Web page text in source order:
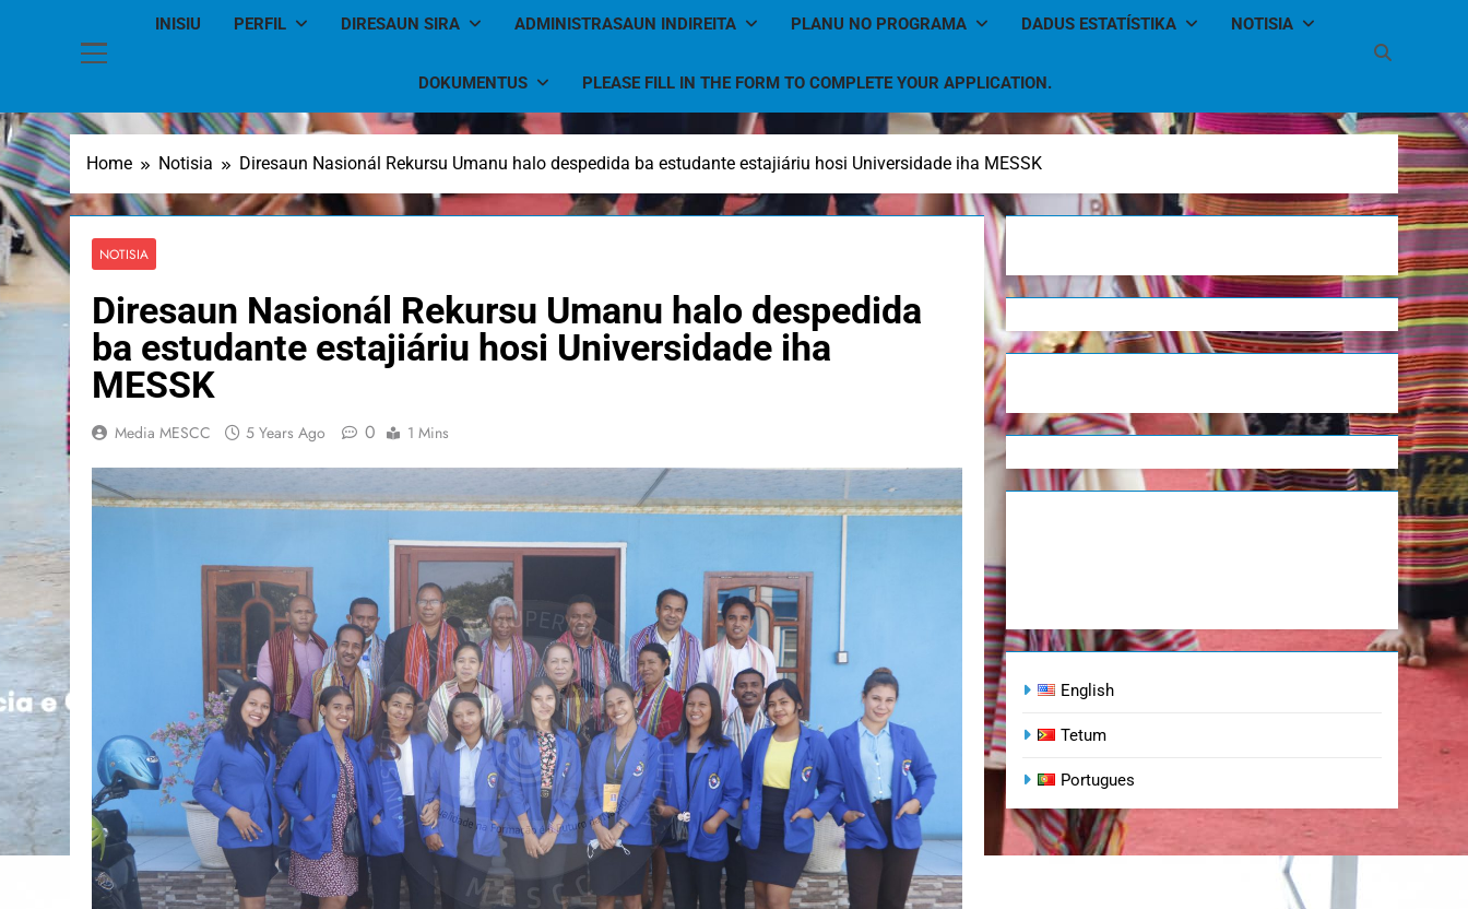
INISIU PERFIL DIRESAUN SIRA ADMINISTRASAUN INDIREITA PLANU NO PROGRAMA DADUS ESTATÍSTIKA NOTISIA
DOKUMENTUS PLEASE FILL IN THE FORM TO COMPLETE YOUR APPLICATION.
Home Notisia Diresaun Nasionál Rekursu Umanu halo despedida ba estudante estajiáriu hosi Universidade iha MESSK
NOTISIA
Diresaun Nasionál Rekursu Umanu halo despedida
ba estudante estajiáriu hosi Universidade iha
MESSK
Media MESCC 5 Years Ago 0 1 Mins
English
Tetum
Portugues